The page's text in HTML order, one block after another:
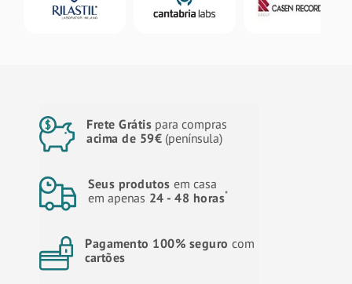
Frete Grátis para compras
acima de 59€ (península)
Seus produtos em casa
em apenas 24 - 48 horas*
Pagamento 100% seguro com
cartões